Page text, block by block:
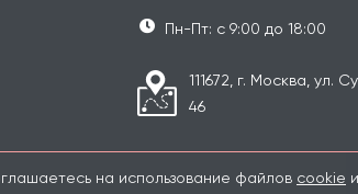
Пн-Пт: с 9:00 до 18:00
111672, г. Москва, ул.
46
на использование файлов cookie